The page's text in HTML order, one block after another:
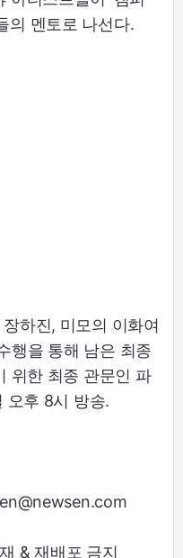
의 멘토로 나선다.
하진, 미모의 이화여
행을 통해 남은 최종
위한 최종 관문인 파
오후 8시 방송.
& 재배포 금지